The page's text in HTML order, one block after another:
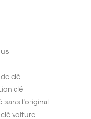
clé
clé
sans l’original
voiture